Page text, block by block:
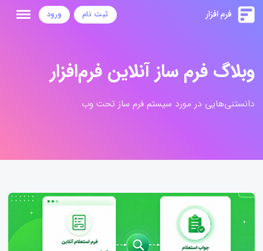
ثبت نام ورود
وبلاگ فرم ساز آنلاین فرم‌افزار
دانستنی‌هایی در مورد سیستم فرم ساز تحت وب